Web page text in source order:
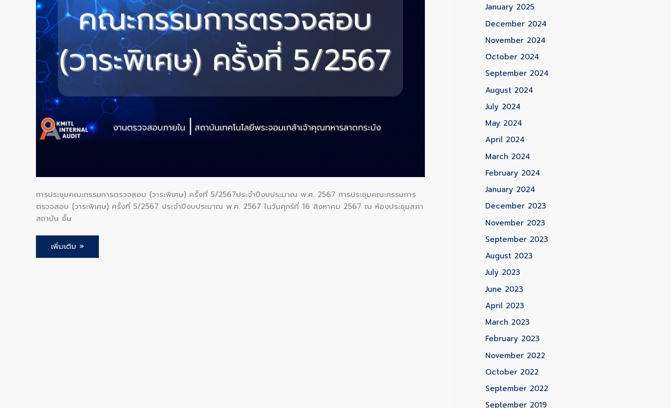
การประชุมคณะกรรมการตรวจสอบ (วาระพิเศษ) ครั้งที่ 5/2567ประจำปีงบประมาณ พ.ศ. 2567 การประชุมคณะกรรมการ
ตรวจสอบ (วาระพิเศษ) ครั้งที่ 5/2567 ประจำปีงบประมาณ พ.ศ. 2567 ในวันศุกร์ที่ 16 สิงหาคม 2567 ณ ห้องประชุมสภา
สถาบัน ชั้น
เพิ่มเติม »
January 2025
December 2024
November 2024
October 2024
September 2024
August 2024
July 2024
May 2024
April 2024
March 2024
February 2024
January 2024
December 2023
November 2023
September 2023
August 2023
July 2023
June 2023
April 2023
March 2023
February 2023
November 2022
October 2022
September 2022
September 2019